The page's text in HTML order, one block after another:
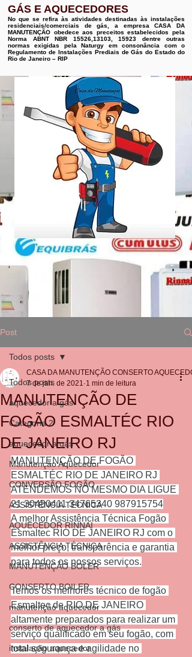
GÁS E AQUECEDORES
No que se refira às atividades destinadas às instalações
residenciais/comerciais de gás, a empresa CASA DA
MANUTENÇÃO obedece aos preceitos estabelecidos pela
Norma ABNT NBR 15526,13103, 15923 dentre outras
normas exigidas pela Naturgy em consonância com o
Regulamento de Instalações Prediais de Gás do Estado do
Rio de Janeiro – RIP
Post
Todos posts
aquecedor a gás
Categoria 2
aquecedor a gás
Manutenção Aquecedor
CONVERSÃO FOGÃO
ASSISTÊNCIA TÉCNICA
AQUECEDOR RINNAI
ASSISTÊNCIA TÉCNICA
MANUTENÇÃO BOLER
CONSERTO BOILER
manutenção aquecedor
conserto de aquecedor a gás
instalação aquecedor
Todos posts
MANUTENÇÃO DE
FOGÃO ESMALTÉC RIO
DE JANEIRO RJ
CASA DA MANUTENÇÃO CONSERTO
7 de jan. de 2021 1 min de leitura
MANUTENÇÃO DE FOGÃO
ESMALTÉC RIO DE JANEIRO RJ
ATENDEMOS NO MESMO DIA LIGUE
21 30480411 34765340 987915754
A melhor Assistência Técnica Fogão
Esmaltec RIO DE JANEIRO RJ com o
melhor preço, transparência e garantia
para todos os nossos serviços.
Temos os melhores técnico de fogão
Esmaltec de RIO DE JANEIRO
altamente preparados para realizar um
serviço qualificado em seu fogão, com
total segurança e agilidade no